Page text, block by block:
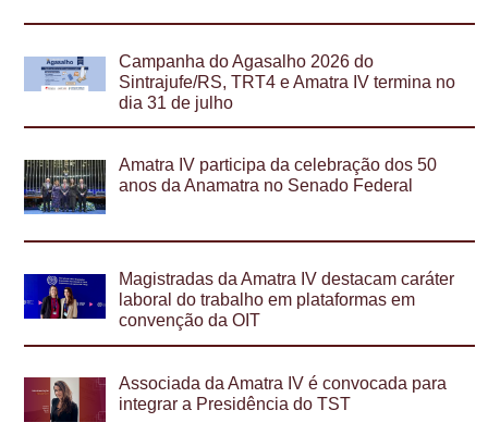
Campanha do Agasalho 2026 do
Sintrajufe/RS, TRT4 e Amatra IV termina no
dia 31 de julho
Amatra IV participa da celebração dos 50
anos da Anamatra no Senado Federal
Magistradas da Amatra IV destacam caráter
laboral do trabalho em plataformas em
convenção da OIT
Associada da Amatra IV é convocada para
integrar a Presidência do TST